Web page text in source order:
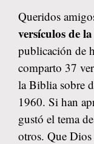
Queridos
versículos de
publicación de
comparto 37
la Biblia sobre
1960. Si han
gustó el tema
otros. Que